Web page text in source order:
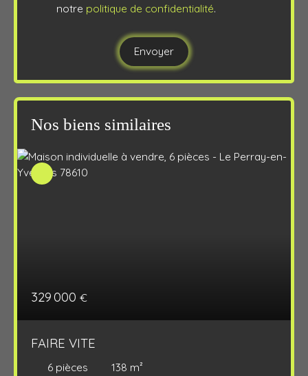
notre politique de confidentialité.
Envoyer
Nos biens similaires
329 000 €
FAIRE VITE
6 pièces 138 m²